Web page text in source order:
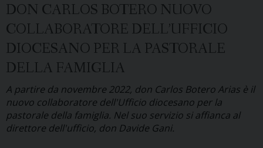
febbraio
tre
eventi
la
Festa
diocesana
della
Vita
DON CARLOS BOTERO NUOVO
COLLABORATORE DELL’UFFICIO
DIOCESANO PER LA PASTORALE
DELLA FAMIGLIA
A partire da novembre 2022, don Carlos Botero Arias è il
nuovo collaboratore dell'Ufficio diocesano per la
pastorale della famiglia. Nel suo servizio si affianca al
direttore dell'ufficio, don Davide Gani.